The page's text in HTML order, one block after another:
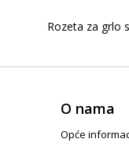
Rozeta za grlo
O nama
Opće